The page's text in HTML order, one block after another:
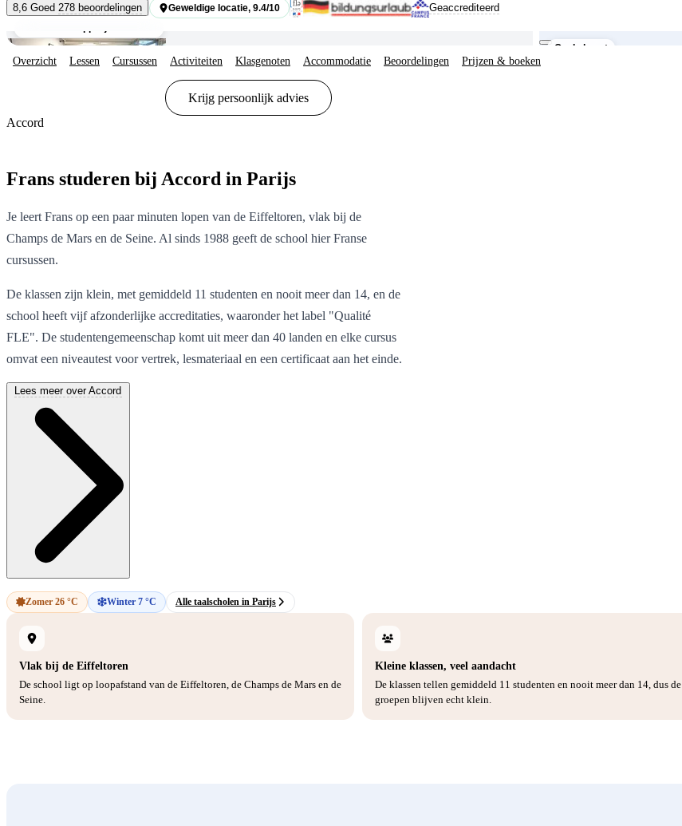
8,6 Goed 278 beoordelingen Geweldige locatie, 9.4/10 Geaccrediteerd
Studenten
Op de kaart
Overzicht Lessen Cursussen Activiteiten Klasgenoten Accommodatie Beoordelingen Prijzen & boeken
Krijg persoonlijk advies
Accord
Frans studeren bij Accord in Parijs
Je leert Frans op een paar minuten lopen van de Eiffeltoren, vlak bij de
Champs de Mars en de Seine. Al sinds 1988 geeft de school hier Franse
cursussen.
De klassen zijn klein, met gemiddeld 11 studenten en nooit meer dan 14, en de
school heeft vijf afzonderlijke accreditaties, waaronder het label "Qualité
FLE". De studentengemeenschap komt uit meer dan 40 landen en elke cursus
omvat een niveautest voor vertrek, lesmateriaal en een certificaat aan het einde.
Lees meer over Accord
Zomer 26 °C Winter 7 °C Alle taalscholen in Parijs
Vlak bij de Eiffeltoren
De school ligt op loopafstand van de Eiffeltoren, de Champs de Mars en de
Seine.
Kleine klassen, veel aandacht
De klassen tellen gemiddeld 11 studenten en nooit meer dan 14, dus de
groepen blijven echt klein.